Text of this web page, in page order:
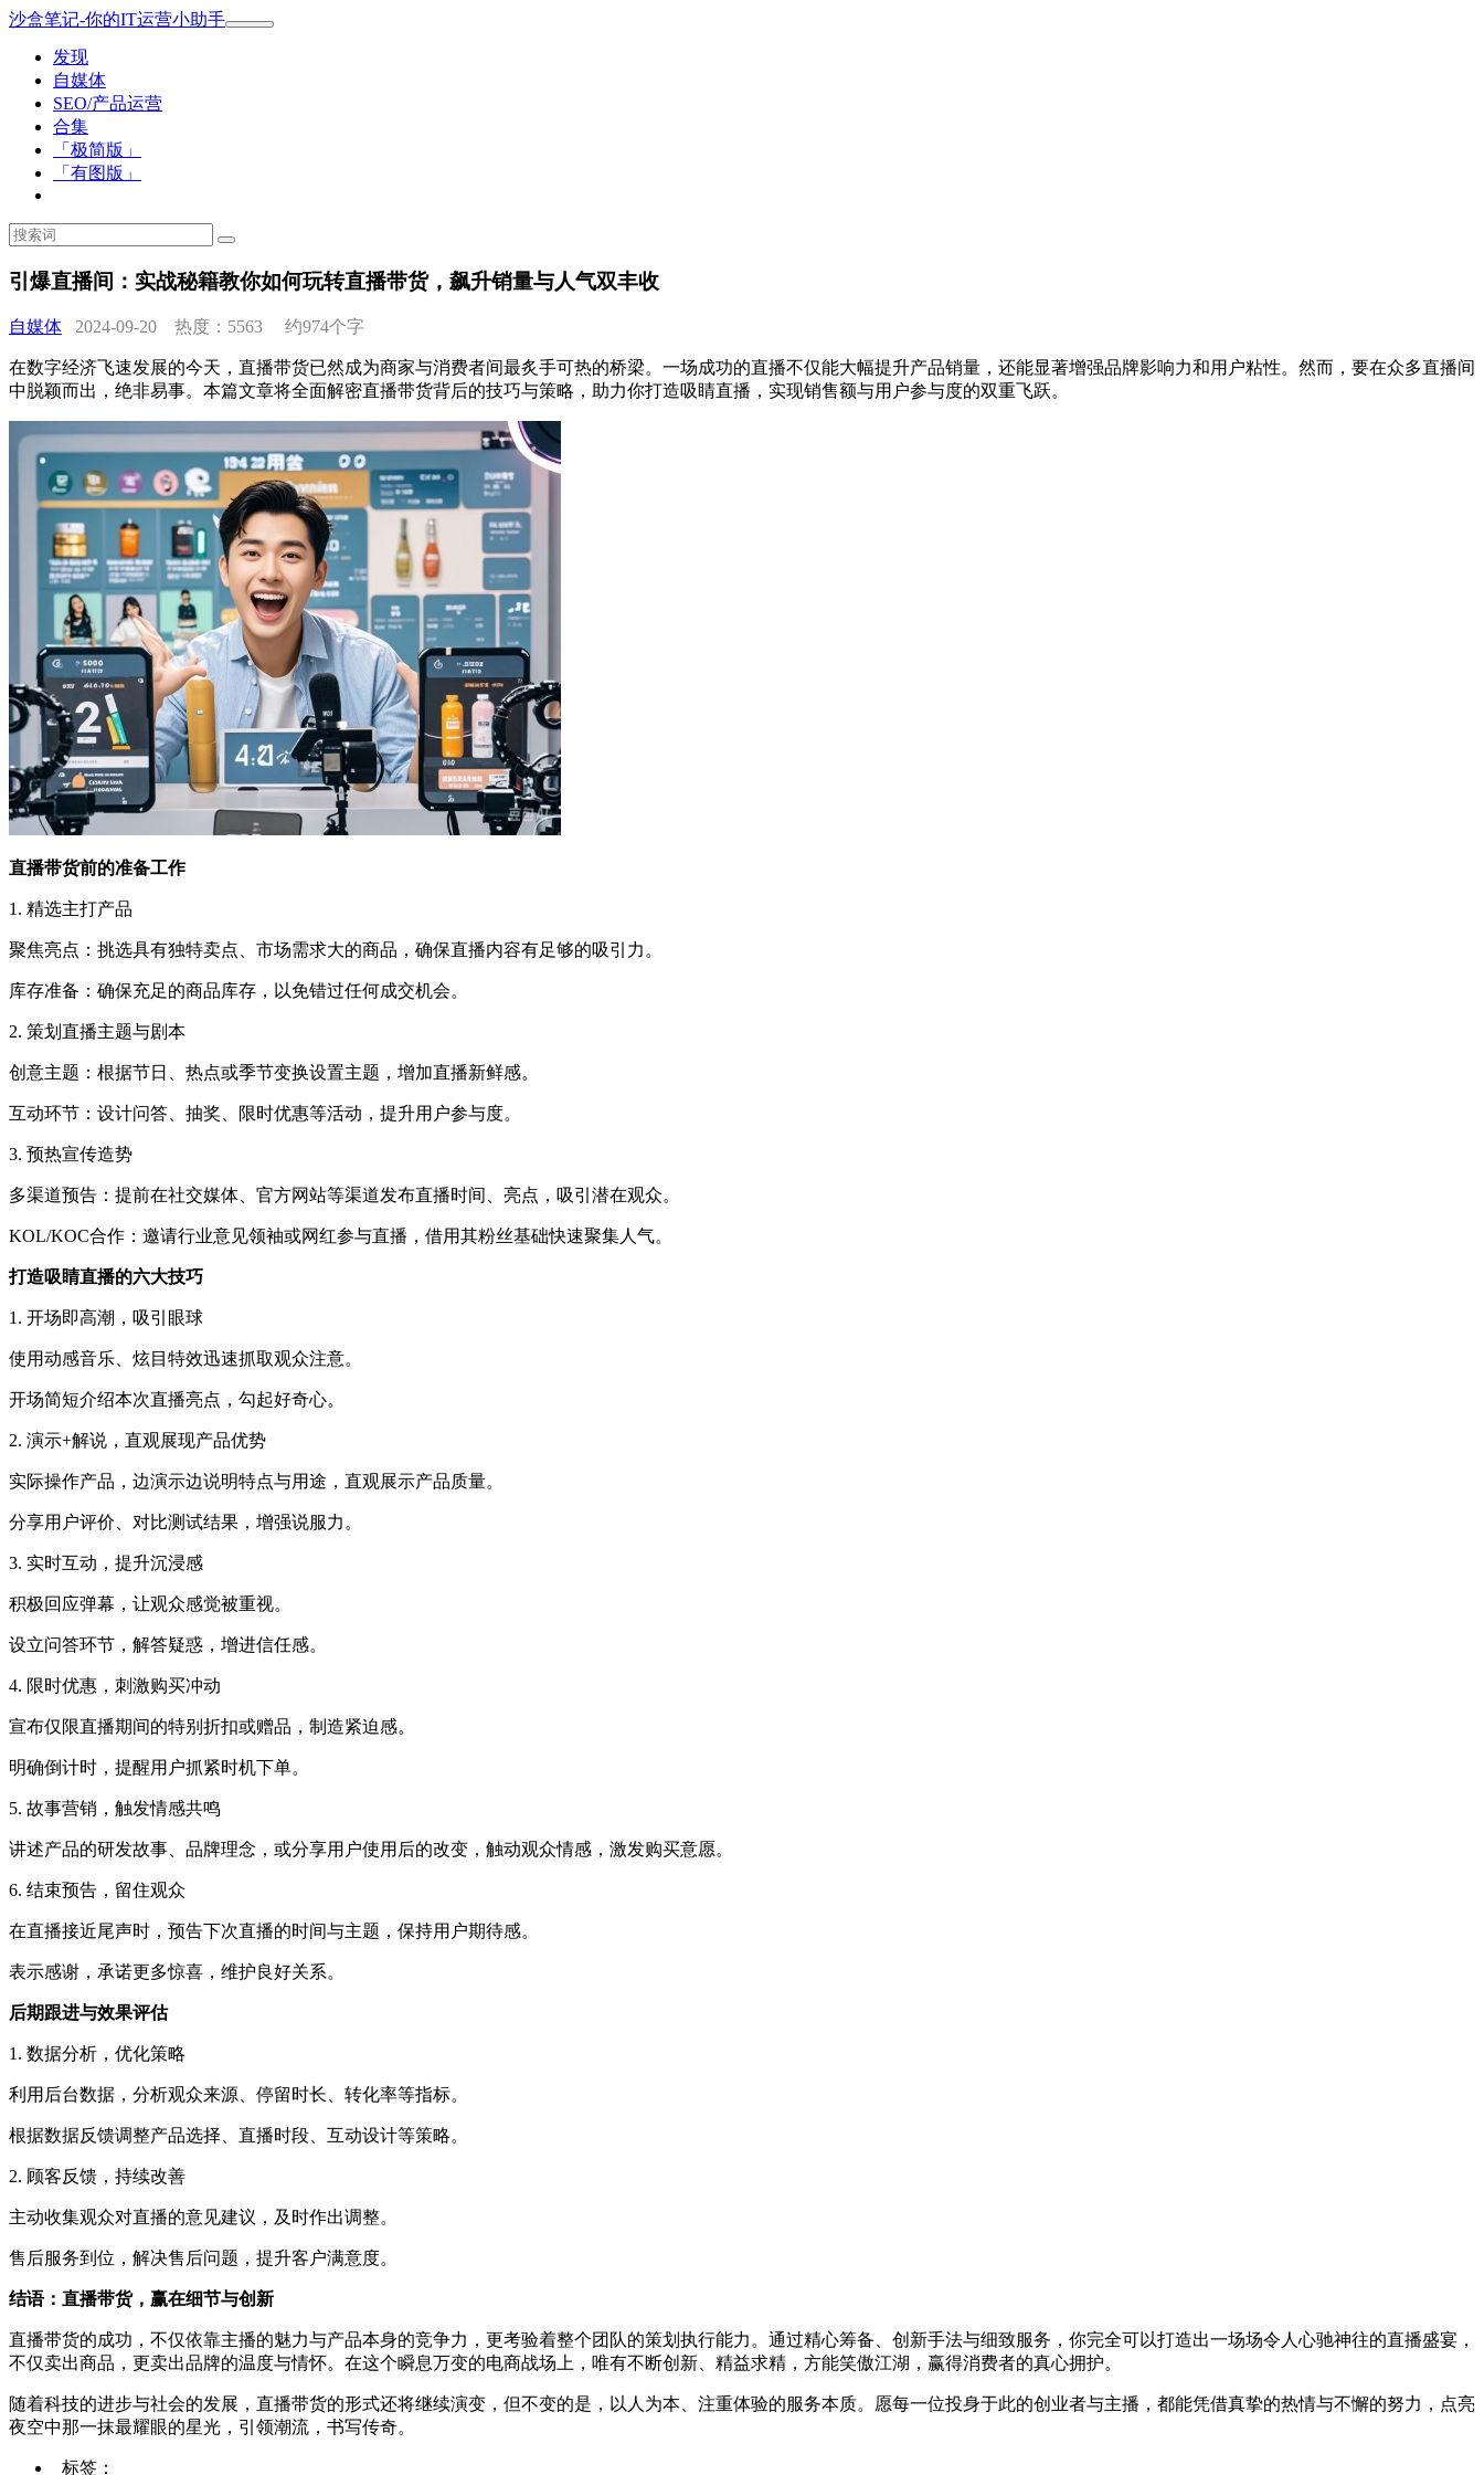
沙盒笔记-你的IT运营小助手
发现
自媒体
SEO/产品运营
合集
「极简版」
「有图版」
引爆直播间：实战秘籍教你如何玩转直播带货，飙升销量与人气双丰收
自媒体 2024-09-20 热度：5563 约974个字
在数字经济飞速发展的今天，直播带货已然成为商家与消费者间最炙手可热的桥梁。一场成功的直播不仅能大幅提升产品销量，还能显著增强品牌影响力和用户粘性。然而，要在众多直播间
中脱颖而出，绝非易事。本篇文章将全面解密直播带货背后的技巧与策略，助力你打造吸睛直播，实现销售额与用户参与度的双重飞跃。
直播带货前的准备工作
1. 精选主打产品
聚焦亮点：挑选具有独特卖点、市场需求大的商品，确保直播内容有足够的吸引力。
库存准备：确保充足的商品库存，以免错过任何成交机会。
2. 策划直播主题与剧本
创意主题：根据节日、热点或季节变换设置主题，增加直播新鲜感。
互动环节：设计问答、抽奖、限时优惠等活动，提升用户参与度。
3. 预热宣传造势
多渠道预告：提前在社交媒体、官方网站等渠道发布直播时间、亮点，吸引潜在观众。
KOL/KOC合作：邀请行业意见领袖或网红参与直播，借用其粉丝基础快速聚集人气。
打造吸睛直播的六大技巧
1. 开场即高潮，吸引眼球
使用动感音乐、炫目特效迅速抓取观众注意。
开场简短介绍本次直播亮点，勾起好奇心。
2. 演示+解说，直观展现产品优势
实际操作产品，边演示边说明特点与用途，直观展示产品质量。
分享用户评价、对比测试结果，增强说服力。
3. 实时互动，提升沉浸感
积极回应弹幕，让观众感觉被重视。
设立问答环节，解答疑惑，增进信任感。
4. 限时优惠，刺激购买冲动
宣布仅限直播期间的特别折扣或赠品，制造紧迫感。
明确倒计时，提醒用户抓紧时机下单。
5. 故事营销，触发情感共鸣
讲述产品的研发故事、品牌理念，或分享用户使用后的改变，触动观众情感，激发购买意愿。
6. 结束预告，留住观众
在直播接近尾声时，预告下次直播的时间与主题，保持用户期待感。
表示感谢，承诺更多惊喜，维护良好关系。
后期跟进与效果评估
1. 数据分析，优化策略
利用后台数据，分析观众来源、停留时长、转化率等指标。
根据数据反馈调整产品选择、直播时段、互动设计等策略。
2. 顾客反馈，持续改善
主动收集观众对直播的意见建议，及时作出调整。
售后服务到位，解决售后问题，提升客户满意度。
结语：直播带货，赢在细节与创新
直播带货的成功，不仅依靠主播的魅力与产品本身的竞争力，更考验着整个团队的策划执行能力。通过精心筹备、创新手法与细致服务，你完全可以打造出一场场令人心驰神往的直播盛宴，
不仅卖出商品，更卖出品牌的温度与情怀。在这个瞬息万变的电商战场上，唯有不断创新、精益求精，方能笑傲江湖，赢得消费者的真心拥护。
随着科技的进步与社会的发展，直播带货的形式还将继续演变，但不变的是，以人为本、注重体验的服务本质。愿每一位投身于此的创业者与主播，都能凭借真挚的热情与不懈的努力，点亮
夜空中那一抹最耀眼的星光，引领潮流，书写传奇。
标签：